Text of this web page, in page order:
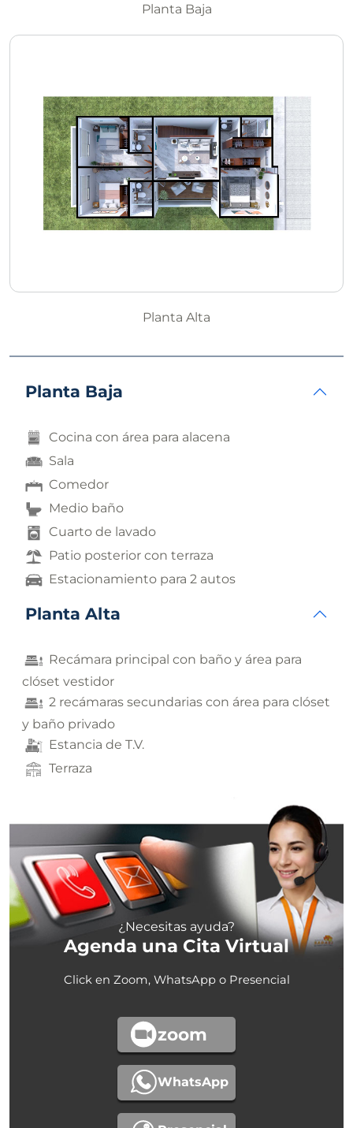
Planta Baja
Planta Alta
Planta Baja
Cocina con área para alacena
Sala
Comedor
Medio baño
Cuarto de lavado
Patio posterior con terraza
Estacionamiento para 2 autos
Planta Alta
Recámara principal con baño y área para
clóset vestidor
2 recámaras secundarias con área para clóset
y baño privado
Estancia de T.V.
Terraza
¿Necesitas ayuda?
Agenda una Cita Virtual
Click en Zoom, WhatsApp o Presencial
zoom
WhatsApp